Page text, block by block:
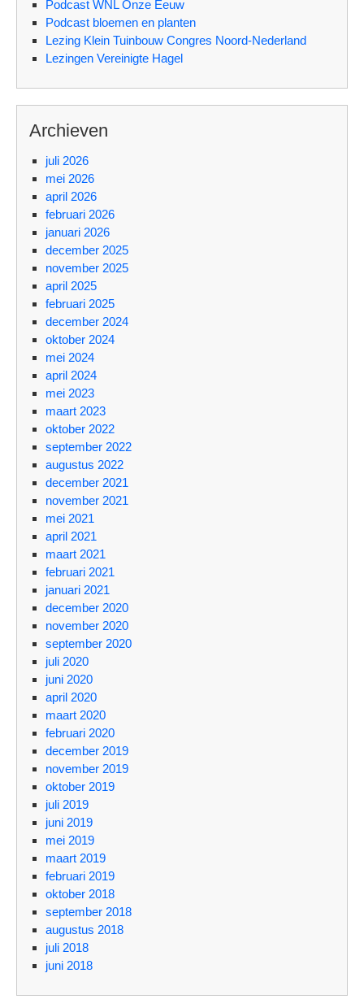
Podcast WNL Onze Eeuw
Podcast bloemen en planten
Lezing Klein Tuinbouw Congres Noord-Nederland
Lezingen Vereinigte Hagel
Archieven
juli 2026
mei 2026
april 2026
februari 2026
januari 2026
december 2025
november 2025
april 2025
februari 2025
december 2024
oktober 2024
mei 2024
april 2024
mei 2023
maart 2023
oktober 2022
september 2022
augustus 2022
december 2021
november 2021
mei 2021
april 2021
maart 2021
februari 2021
januari 2021
december 2020
november 2020
september 2020
juli 2020
juni 2020
april 2020
maart 2020
februari 2020
december 2019
november 2019
oktober 2019
juli 2019
juni 2019
mei 2019
maart 2019
februari 2019
oktober 2018
september 2018
augustus 2018
juli 2018
juni 2018